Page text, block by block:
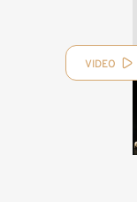
VIDEO